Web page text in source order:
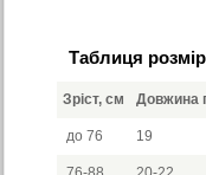
Таблиця
Зріст, см Довжина
до 76 19